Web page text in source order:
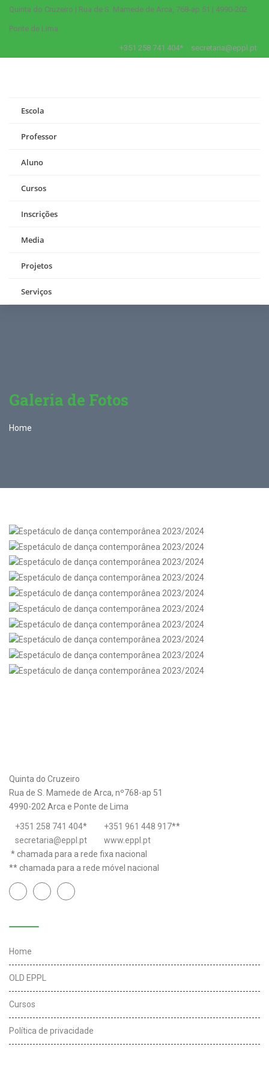
Quinta do Cruzeiro | Rua de S. Mamede de Arca, 768-ap 51 | 4990-202
Ponte de Lima
+351 258 741 404* secretaria@eppl.pt
Escola
Professor
Aluno
Cursos
Inscrições
Media
Projetos
Serviços
Galeria de Fotos
Home
Quinta do Cruzeiro
Rua de S. Mamede de Arca, nº768-ap 51
4990-202 Arca e Ponte de Lima
+351 258 741 404* +351 961 448 917**
secretaria@eppl.pt
www.eppl.pt
* chamada para a rede fixa nacional
** chamada para a rede móvel nacional
Home
OLD EPPL
Cursos
Política de privacidade